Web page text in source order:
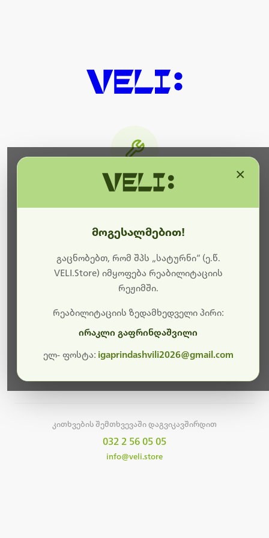
ბოდიშს გიხდით შეფერხებისთვის. ამჟამად
მიმდინარეობს საიტის განახლება და ტექნიკური
სამუშაოები.
მალე ისევ ხელმისაწვდომი იქნება. გმადლობთ
კითხვების შემთხვევაში დაგვიკავშირდით
032 2 56 05 05
info@veli.store
მოგესალმებით!
გაცნობებთ, რომ შპს „სატურნი“ (ე.წ.
VELI.Store) იმყოფება რეაბილიტაციის
რეჟიმში.
რეაბილიტაციის ზედამხედველი პირი:
ირაკლი გაფრინდაშვილი
ელ- ფოსტა: igaprindashvili2026@gmail.com
×